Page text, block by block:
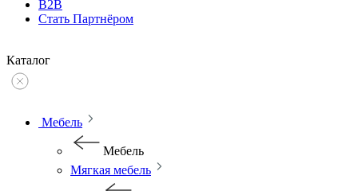
B2B
Стать Партнёром
Каталог
Мебель
Мебель
Мягкая мебель